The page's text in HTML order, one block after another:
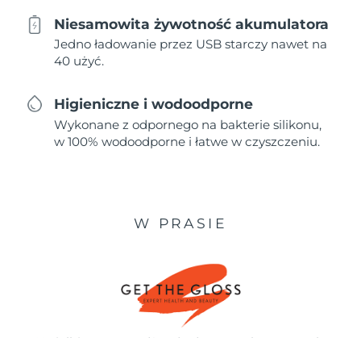
Niesamowita żywotność akumulatora
Jedno ładowanie przez USB starczy nawet na
40 użyć.
Higieniczne i wodoodporne
Wykonane z odpornego na bakterie silikonu,
w 100% wodoodporne i łatwe w czyszczeniu.
W PRASIE